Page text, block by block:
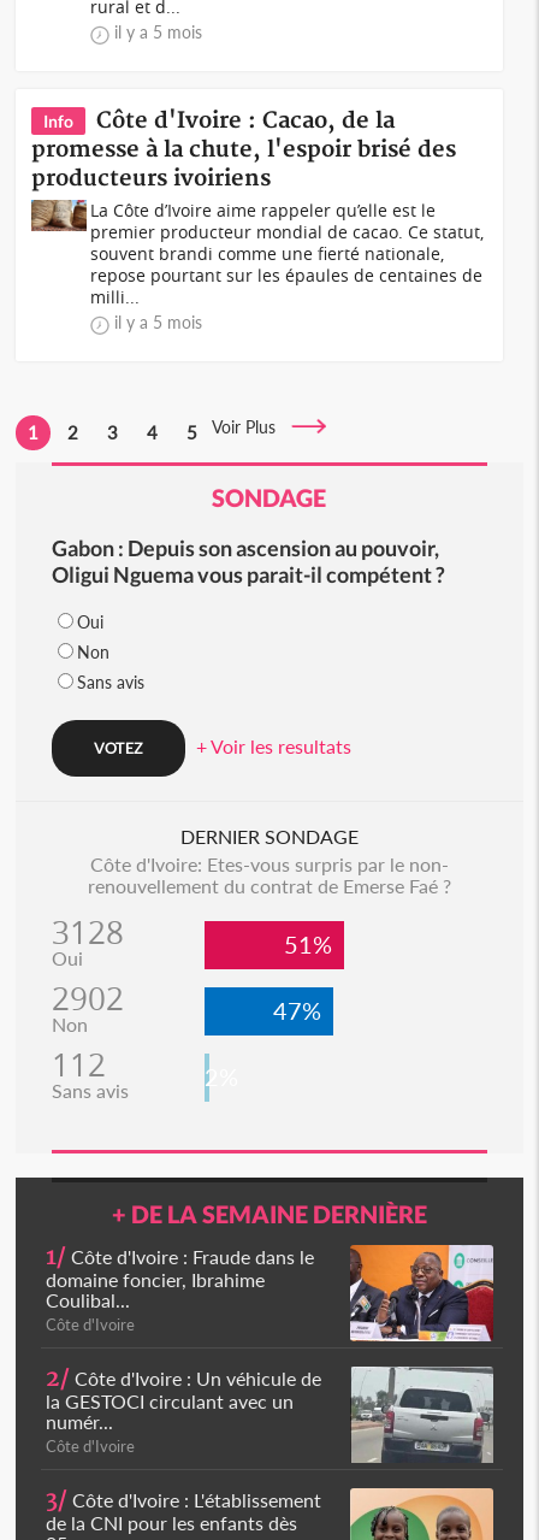
rural et d...
il y a 5 mois
Info
Côte d'Ivoire : Cacao, de la
promesse à la chute, l'espoir brisé des
producteurs ivoiriens
La Côte d’Ivoire aime rappeler qu’elle est le
premier producteur mondial de cacao. Ce statut,
souvent brandi comme une fierté nationale,
repose pourtant sur les épaules de centaines de
milli...
il y a 5 mois
1 2 3 4 5 Voir Plus
SONDAGE
Gabon : Depuis son ascension au pouvoir,
Oligui Nguema vous parait-il compétent ?
Oui
Non
Sans avis
+ Voir les resultats
DERNIER SONDAGE
Côte d'Ivoire: Etes-vous surpris par le non-
renouvellement du contrat de Emerse Faé ?
3128
Oui 51%
2902
Non 47%
112
Sans avis 2%
+ DE LA SEMAINE DERNIÈRE
1/ Côte d'Ivoire : Fraude dans le
domaine foncier, Ibrahime
Coulibal...
Côte d'Ivoire
2/ Côte d'Ivoire : Un véhicule de
la GESTOCI circulant avec un
numér...
Côte d'Ivoire
3/ Côte d'Ivoire : L'établissement
de la CNI pour les enfants dès